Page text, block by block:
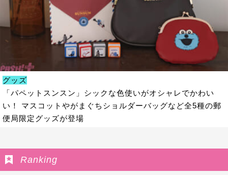
グッズ
「パペットスンスン」シックな色使いがオシャレでかわい
い！ マスコットやがまぐちショルダーバッグなど全5種の郵
便局限定グッズが登場
Ranking